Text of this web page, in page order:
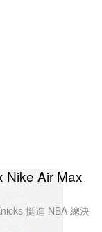
Nike Air Max
挺進 NBA 總決